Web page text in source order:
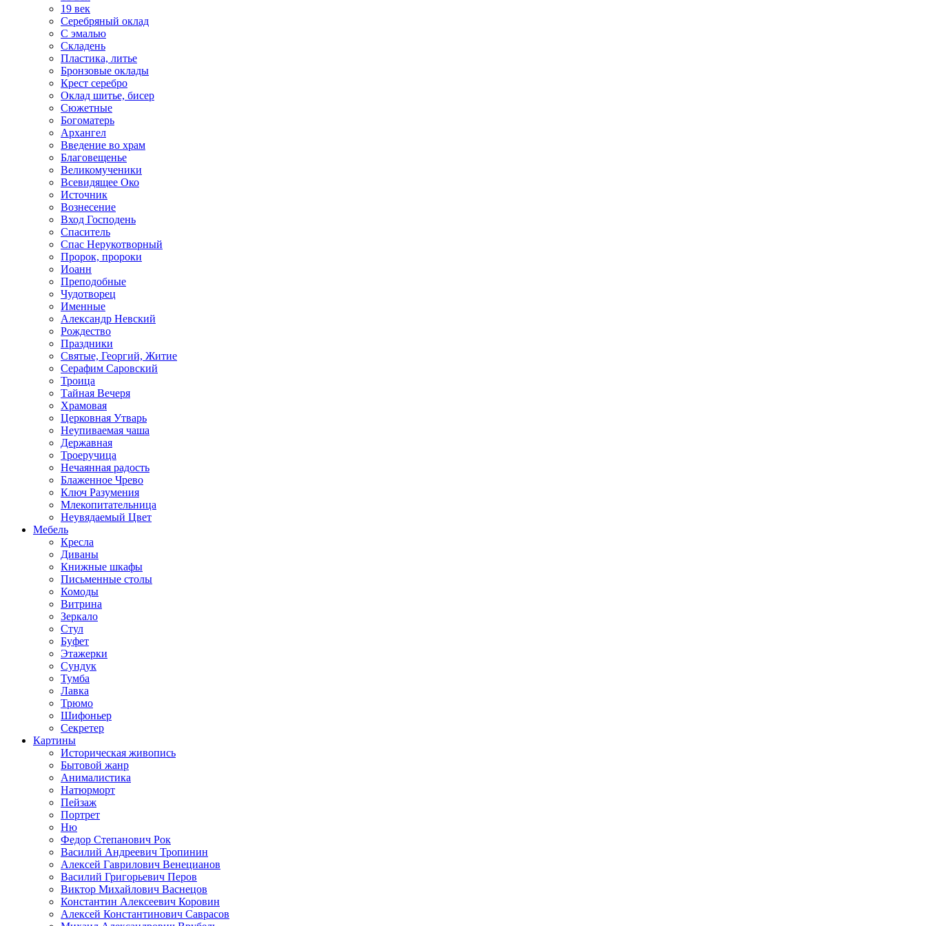
19 век
Серебряный оклад
С эмалью
Складень
Пластика, литье
Бронзовые оклады
Крест серебро
Оклад шитье, бисер
Сюжетные
Богоматерь
Архангел
Введение во храм
Благовещенье
Великомученики
Всевидящее Око
Источник
Вознесение
Вход Господень
Спаситель
Спас Нерукотворный
Пророк, пророки
Иоанн
Преподобные
Чудотворец
Именные
Александр Невский
Рождество
Праздники
Святые, Георгий, Житие
Серафим Саровский
Троица
Тайная Вечеря
Храмовая
Церковная Утварь
Неупиваемая чаша
Державная
Троеручица
Нечаянная радость
Блаженное Чрево
Ключ Разумения
Млекопитательница
Неувядаемый Цвет
Мебель
Кресла
Диваны
Книжные шкафы
Письменные столы
Комоды
Витрина
Зеркало
Стул
Буфет
Этажерки
Сундук
Тумба
Лавка
Трюмо
Шифоньер
Секретер
Картины
Историческая живопись
Бытовой жанр
Анималистика
Натюрморт
Пейзаж
Портрет
Ню
Федор Степанович Рок
Василий Андреевич Тропинин
Алексей Гаврилович Венецианов
Василий Григорьевич Перов
Виктор Михайлович Васнецов
Константин Алексеевич Коровин
Алексей Константинович Саврасов